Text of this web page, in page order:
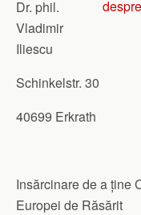
Dr. phil.
Vladimir
Iliescu
Schinkelstr. 30
40699 Erkrath
Insărcinare de a ține
Europei de Răsărit